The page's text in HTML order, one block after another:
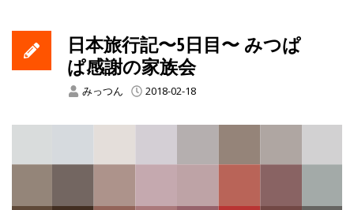
日本旅行記〜5日目〜 みつぱ
ぱ感謝の家族会
みっつん 2018-02-18